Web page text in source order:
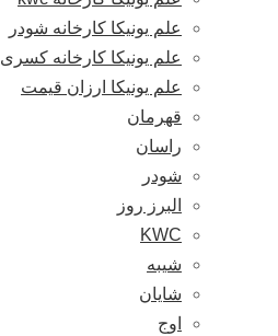
علم یونیکا کارخانه شودر
علم یونیکا کارخانه کسری
علم یونیکا ارزان قیمت
قهرمان
راسان
شودر
البرز روز
KWC
شیبه
شایان
اوج